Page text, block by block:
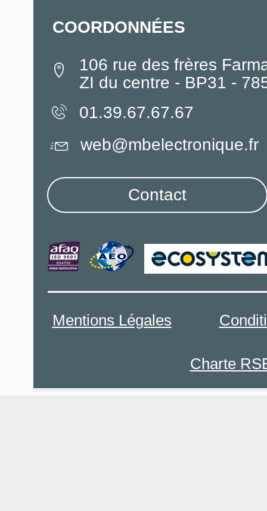
COORDONNÉES
106 rue des frères
ZI du centre - BP31 -
01.39.67.67.67
Mentions Légales
Charte
web@mbelectronique.fr
Contact